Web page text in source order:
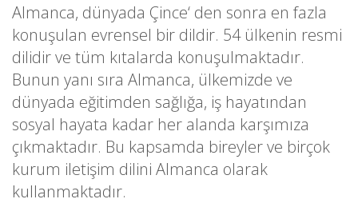
Almanca, dünyada Çince‘ den sonra en fazla
konuşulan evrensel bir dildir. 54 ülkenin resmi
dilidir ve tüm kıtalarda konuşulmaktadır.
Bunun yanı sıra Almanca, ülkemizde ve
dünyada eğitimden sağlığa, iş hayatından
sosyal hayata kadar her alanda karşımıza
çıkmaktadır. Bu kapsamda bireyler ve birçok
kurum iletişim dilini Almanca olarak
kullanmaktadır.